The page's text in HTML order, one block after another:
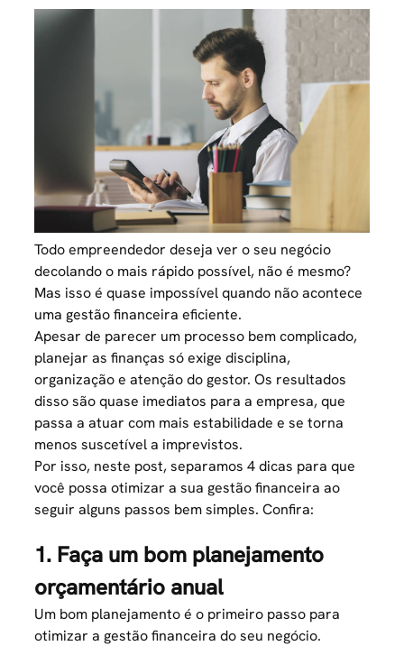
Todo empreendedor deseja ver oseu negócio
decolando o mais rápido possível, não é mesmo?
Mas isso é quase impossível quando não acontece
uma gestão financeira eficiente.
Apesar de parecer um processo bem complicado,
planejar as finanças só exige disciplina,
organização e atenção do gestor. Os resultados
disso são quase imediatos para a empresa, que
passa a atuar com mais estabilidade e se torna
menos suscetível a imprevistos.
Por isso, neste post, separamos 4 dicas para que
você possa otimizar a sua gestão financeira ao
seguir alguns passos bem simples. Confira:
1. Faça um bom planejamento
orçamentário anual
Um bom planejamento é o primeiro passo para
otimizar a gestão financeira do seu negócio.